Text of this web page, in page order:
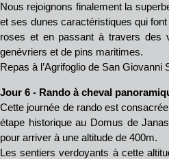
Nous rejoignons finalement la
et ses dunes caractéristiques qui
roses et en passant à travers des
genévriers et de pins maritimes.
Repas à l’Agrifoglio de San
Jour 6 - Rando à cheval
Cette journée de rando est
étape historique au Domus de
pour arriver à une altitude de 400m.
Les sentiers verdoyants à cette